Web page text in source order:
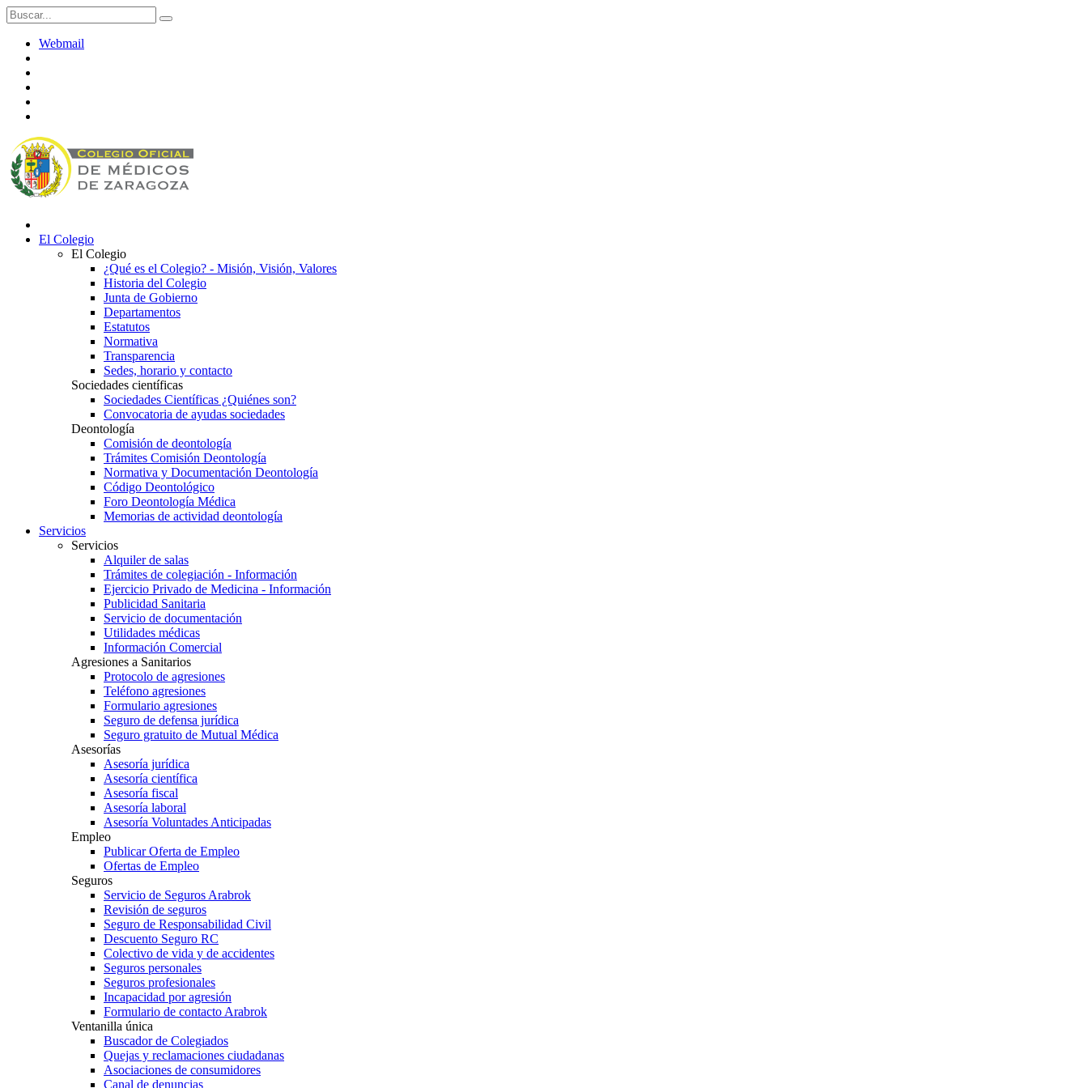
Webmail
El Colegio
El Colegio
¿Qué es el Colegio? - Misión, Visión, Valores
Historia del Colegio
Junta de Gobierno
Departamentos
Estatutos
Normativa
Transparencia
Sedes, horario y contacto
Sociedades científicas
Sociedades Científicas ¿Quiénes son?
Convocatoria de ayudas sociedades
Deontología
Comisión de deontología
Trámites Comisión Deontología
Normativa y Documentación Deontología
Código Deontológico
Foro Deontología Médica
Memorias de actividad deontología
Servicios
Servicios
Alquiler de salas
Trámites de colegiación - Información
Ejercicio Privado de Medicina - Información
Publicidad Sanitaria
Servicio de documentación
Utilidades médicas
Información Comercial
Agresiones a Sanitarios
Protocolo de agresiones
Teléfono agresiones
Formulario agresiones
Seguro de defensa jurídica
Seguro gratuito de Mutual Médica
Asesorías
Asesoría jurídica
Asesoría científica
Asesoría fiscal
Asesoría laboral
Asesoría Voluntades Anticipadas
Empleo
Publicar Oferta de Empleo
Ofertas de Empleo
Seguros
Servicio de Seguros Arabrok
Revisión de seguros
Seguro de Responsabilidad Civil
Descuento Seguro RC
Colectivo de vida y de accidentes
Seguros personales
Seguros profesionales
Incapacidad por agresión
Formulario de contacto Arabrok
Ventanilla única
Buscador de Colegiados
Quejas y reclamaciones ciudadanas
Asociaciones de consumidores
Canal de denuncias